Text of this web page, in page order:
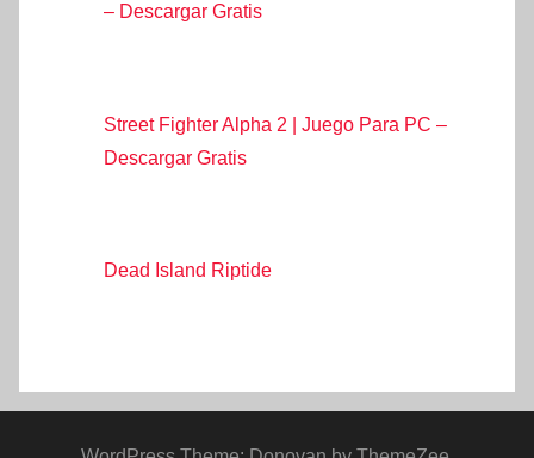
– Descargar Gratis
Street Fighter Alpha 2 | Juego Para PC –
Descargar Gratis
Dead Island Riptide